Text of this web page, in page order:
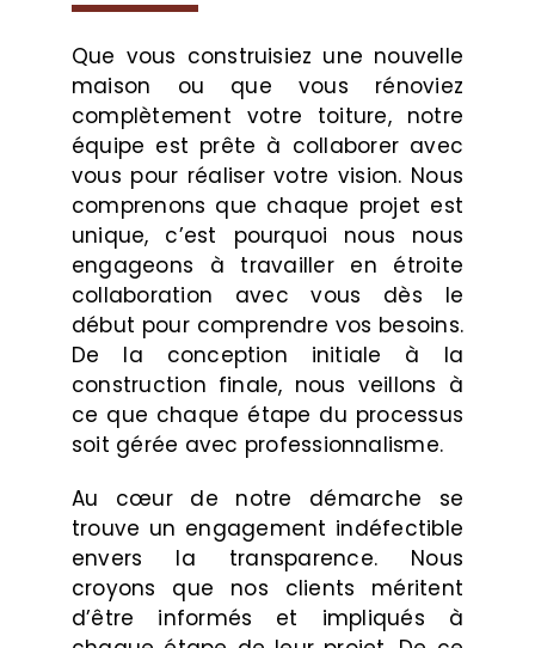
Que vous construisiez une nouvelle
maison ou que vous rénoviez
complètement votre toiture, notre
équipe est prête à collaborer avec
vous pour réaliser votre vision. Nous
comprenons que chaque projet est
unique, c’est pourquoi nous nous
engageons à travailler en étroite
collaboration avec vous dès le
début pour comprendre vos besoins.
De la conception initiale à la
construction finale, nous veillons à
ce que chaque étape du processus
soit gérée avec professionnalisme.
Au cœur de notre démarche se
trouve un engagement indéfectible
envers la transparence. Nous
croyons que nos clients méritent
d’être informés et impliqués à